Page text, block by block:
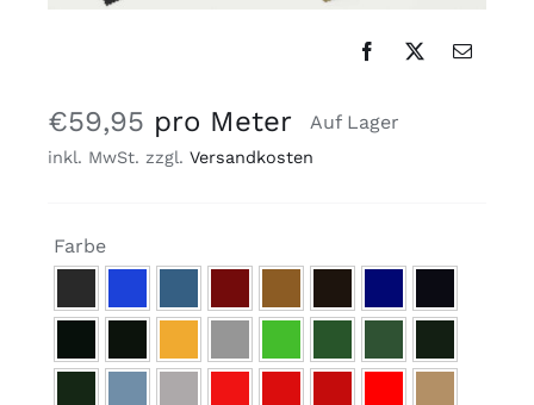
€59,95 pro Meter Auf Lager
inkl. MwSt. zzgl. Versandkosten
Farbe